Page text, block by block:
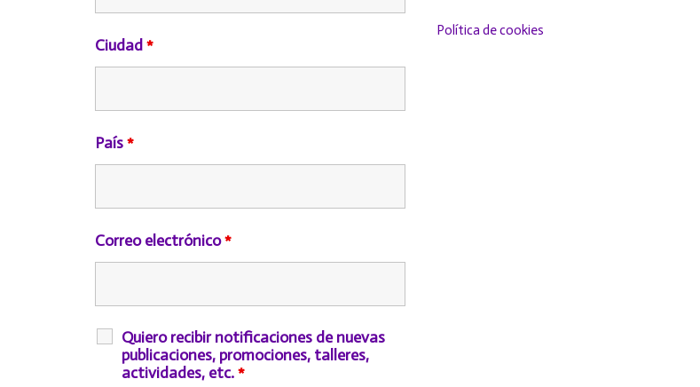
Ciudad *
País*
Correo electrónico*
Quiero recibir notificaciones de nuevas
publicaciones, promociones, talleres,
actividades, etc.*
Política de cookies